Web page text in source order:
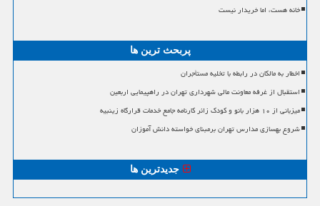
خانه هست، اما خریدار نیست
پربحث ترین ها
اخطار به مالکان در رابطه با تخلیه مستأجران
استقبال از غرفه معاونت مالی شهرداری تهران در راهپیمایی اربعین
میزبانی از ۱۰ هزار بانو و کودک زائر کارنامه جامع خدمات قرارگاه زینبیه
شروع بهسازی مدارس تهران برمبنای خواسته دانش آموزان
جدیدترین ها